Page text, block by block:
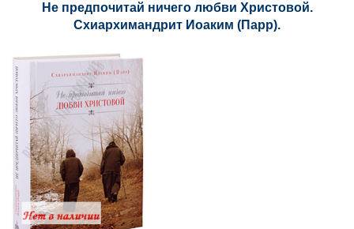
Не предпочитай ничего любви Христовой.
Схиархимандрит Иоаким (Парр).